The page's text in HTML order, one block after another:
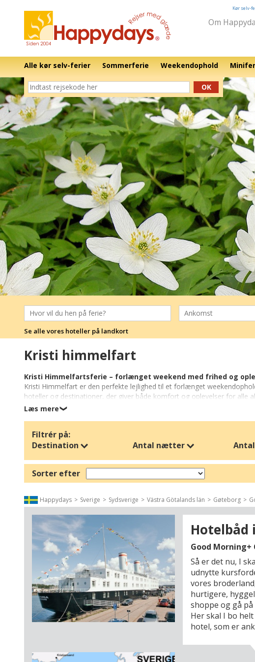
Kør selv-
Om
Alle kør selv-ferier Sommerferie Weekendophold
OK
Se alle vores hoteller på landkort
Kristi himmelfart
Kristi Himmelfartsferie – forlænget weekend med frihed og
Kristi Himmelfart er den perfekte lejlighed til et forlænget
hoteller og destinationer, der giver både komfort og oplevelser for alle
perfekt til rolige naturoplevelser, kystferie og familievenlige aktiviteter,
wellness og pool, eller udforsk lokale seværdigheder, naturen og
skabe minder.
Uanset om du foretrækker byferie, natur, aktiv ferie eller wellness,
din egen ferie. Få det maksimale ud af en ferie med hygge, afslapning
Læs mere❯
Filtrér på:
Destination
Antal nætter
Sorter efter
Happydays Sverige Sydsverige Västra Götalands län Gøteborg
Hotelbåd
Good
Så er det nu, I
udnytte
vores
hurtigere,
shoppe og gå
Her skal I bo
hotel, som er
unik
livlige skibstrafik